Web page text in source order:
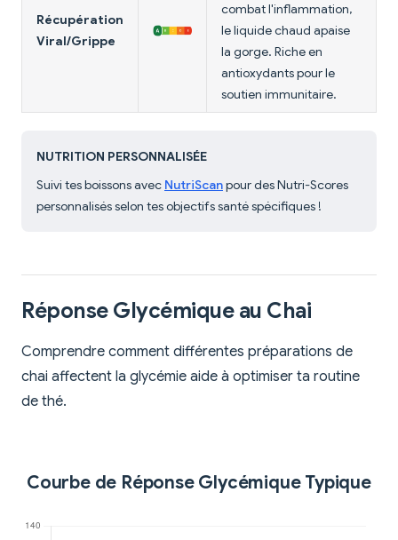
Récupération
Viral/Grippe
combat l'inflammation,
le liquide chaud apaise
la gorge. Riche en
antioxydants pour le
soutien immunitaire.
NUTRITION PERSONNALISÉE
Suivi tes boissons avec NutriScanpour des Nutri-Scores
personnalisés selon tes objectifs santé spécifiques !
Réponse Glycémique au Chai
Comprendre comment différentes préparations de
chai affectent la glycémie aide à optimiser ta routine
de thé.
Courbe de Réponse Glycémique Typique